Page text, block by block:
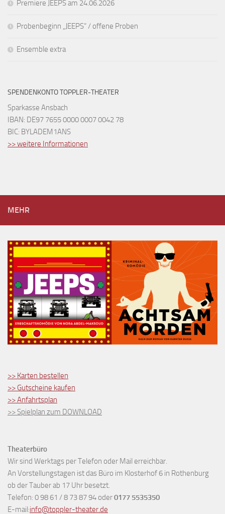
Premiere JEEPS am 24.06.2026
Probenbeginn „JEEPS“ / offene Proben
Ensemble extra
SPENDENKONTO TOPPLER-THEATER
Sparkasse Ansbach
IBAN: DE97 7655 0000 0007 0042 78
BIC: BYLADEM1ANS
>> weitere Informationen
MEHR
>> Karten bestellen
>> Gutscheine kaufen
>> Anfahrtsplan
>> Spielplan zum DOWNLOAD
Theaterbüro
Wir sind Werktags per Telefon oder Mail erreichbar.
An Vorstellungstagen ist das Büro im Klosterhof 6 in Rothenburg
ob der Tauber ab 17 Uhr besetzt.
Telefon: 0 98 61 / 8 73 87 94 oder0177 5535350
E-mail:info@toppler-theater.de